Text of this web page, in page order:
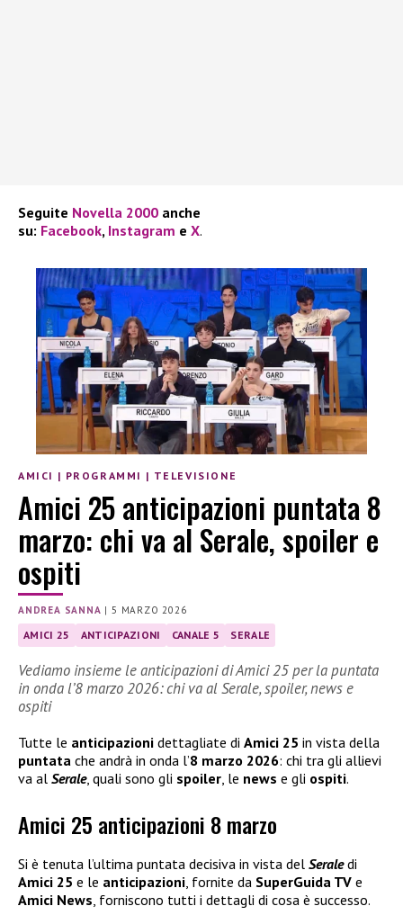
Seguite Novella 2000 anche
su: Facebook, Instagram e X.
AMICI | PROGRAMMI | TELEVISIONE
Amici 25 anticipazioni puntata 8
marzo: chi va al Serale, spoiler e
ospiti
ANDREA SANNA | 5 MARZO 2026
AMICI 25 ANTICIPAZIONI CANALE 5 SERALE
Vediamo insieme le anticipazioni di Amici 25 per la puntata
in onda l’8 marzo 2026: chi va al Serale, spoiler, news e
ospiti
Tutte le anticipazioni dettagliate di Amici 25 in vista della
puntata che andrà in onda l’8 marzo 2026: chi tra gli allievi
va al Serale, quali sono gli spoiler, le news e gli ospiti.
Amici 25 anticipazioni 8 marzo
Si è tenuta l’ultima puntata decisiva in vista del Seraledi
Amici 25 e le anticipazioni , fornite da SuperGuida TV e
Amici News , forniscono tutti i dettagli di cosa è successo.